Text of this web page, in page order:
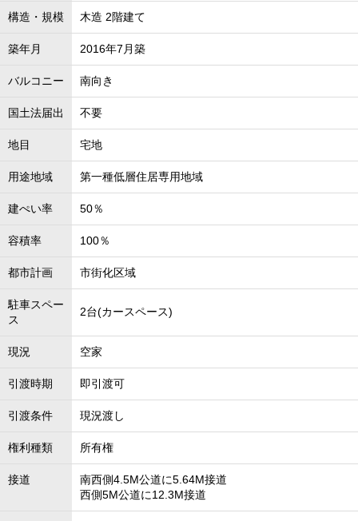
構造・規模 木造 2階建て
築年月 2016年7月築
バルコニー 南向き
国土法届出 不要
地目 宅地
用途地域 第一種低層住居専用地域
建ぺい率 50％
容積率 100％
都市計画 市街化区域
駐車スペー
ス
2台(カースペース)
現況 空家
引渡時期 即引渡可
引渡条件 現況渡し
権利種類 所有権
接道
南西側4.5M公道に5.64M接道
西側5M公道に12.3M接道